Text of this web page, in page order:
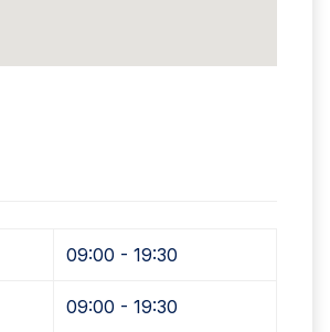
09:00 - 19:30
09:00 - 19:30